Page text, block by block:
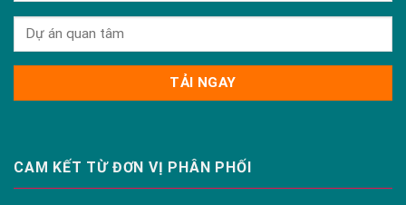
CAM KẾT TỪ ĐƠN VỊ PHÂN PHỐI